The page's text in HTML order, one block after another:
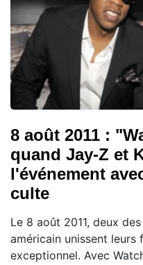
8 août 2011 :
quand Jay-Z et
l'événement
culte
Le 8 août 2011, deux
américain unissent
exceptionnel. Avec